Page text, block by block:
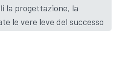
la progettazione, la
le vere leve del successo